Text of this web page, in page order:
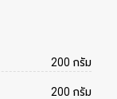
200 กรัม
200 กรัม